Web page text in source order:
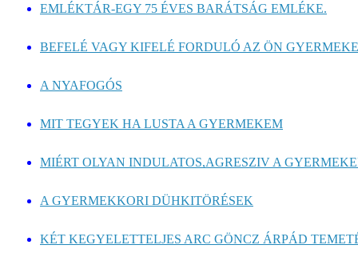
EMLÉKTÁR-EGY 75 ÉVES BARÁTSÁG EMLÉKE.
BEFELÉ VAGY KIFELÉ FORDULÓ AZ ÖN GYERMEKE
A NYAFOGÓS
MIT TEGYEK HA LUSTA A GYERMEKEM
MIÉRT OLYAN INDULATOS,AGRESZIV A
A GYERMEKKORI DÜHKITÖRÉSEK
KÉT KEGYELETTELJES ARC GÖNCZ ÁRPÁD